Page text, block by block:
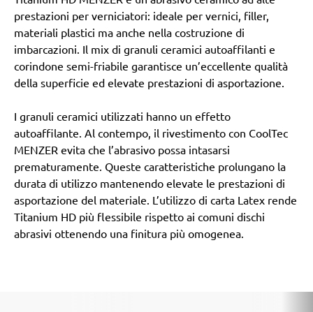
prestazioni per verniciatori: ideale per vernici, filler,
materiali plastici ma anche nella costruzione di
imbarcazioni. Il mix di granuli ceramici autoaffilanti e
corindone semi-friabile garantisce un’eccellente qualità
della superficie ed elevate prestazioni di asportazione.
I granuli ceramici utilizzati hanno un effetto
autoaffilante. Al contempo, il rivestimento con CoolTec
MENZER evita che l’abrasivo possa intasarsi
prematuramente. Queste caratteristiche prolungano la
durata di utilizzo mantenendo elevate le prestazioni di
asportazione del materiale. L’utilizzo di carta Latex rende
Titanium HD più flessibile rispetto ai comuni dischi
abrasivi ottenendo una finitura più omogenea.